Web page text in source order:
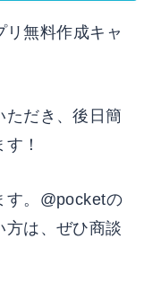
無料作成キャ
ただき、後日簡
！
す。@pocketの
方は、ぜひ商談